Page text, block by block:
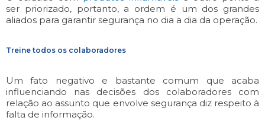
ser priorizado, portanto, a ordem é um dos grandes
aliados para garantir segurança no dia a dia da operação.
Treine todos os colaboradores
Um fato negativo e bastante comum que acaba
influenciando nas decisões dos colaboradores com
relação ao assunto que envolve segurança diz respeito à
falta de informação.